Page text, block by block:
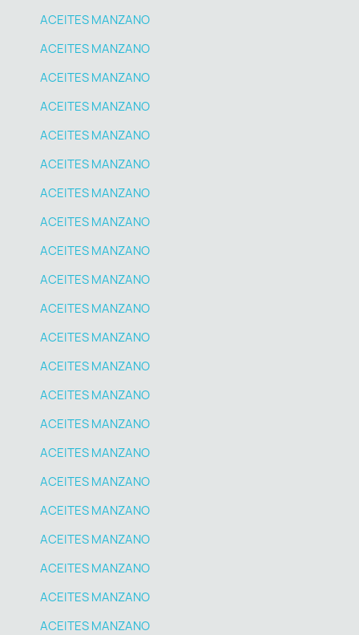
ACEITES MANZANO
ACEITES MANZANO
ACEITES MANZANO
ACEITES MANZANO
ACEITES MANZANO
ACEITES MANZANO
ACEITES MANZANO
ACEITES MANZANO
ACEITES MANZANO
ACEITES MANZANO
ACEITES MANZANO
ACEITES MANZANO
ACEITES MANZANO
ACEITES MANZANO
ACEITES MANZANO
ACEITES MANZANO
ACEITES MANZANO
ACEITES MANZANO
ACEITES MANZANO
ACEITES MANZANO
ACEITES MANZANO
ACEITES MANZANO